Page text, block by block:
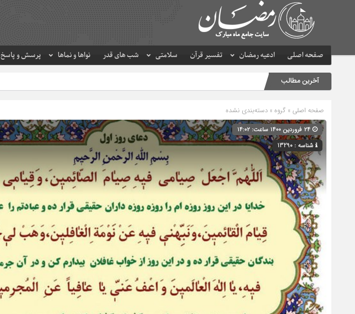
صفحه اصلی ادعیه رمضان تفسیر قرآن سلامتی شب های قدر نواها و نماها پرسش و پاسخ
آخرین مطالب
صفحه اصلی » گروه » دسته‌بندی نشده
شناسه : 13290